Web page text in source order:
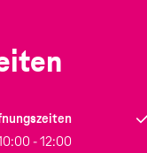
- 12:00